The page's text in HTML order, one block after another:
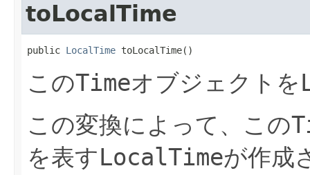
toLocalTime
public LocalTime toLocalTime()
このTimeオブジェクトを
この変換によって、この
を表すLocalTimeが作成